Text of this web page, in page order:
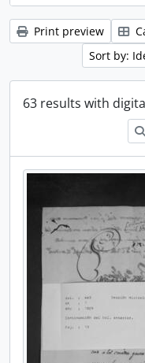
Print preview
Sort by:
63 results with